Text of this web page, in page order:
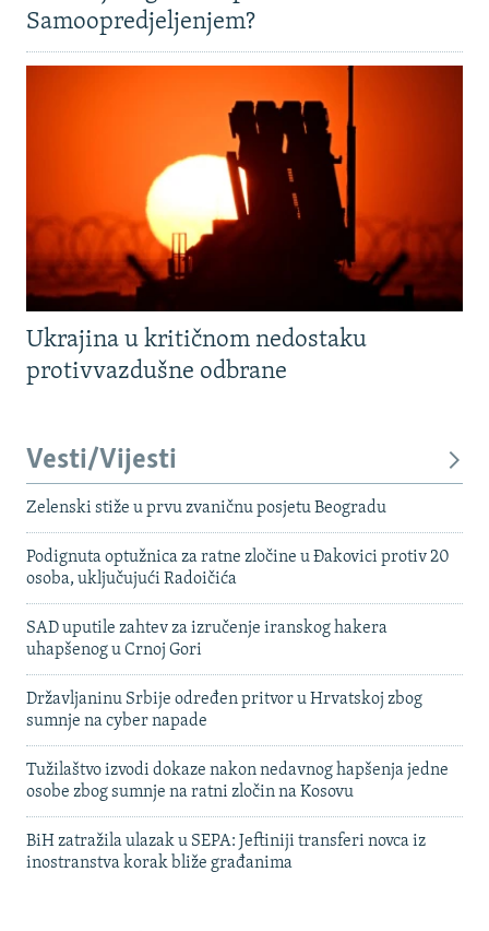
Samoopredjeljenjem?
Ukrajina u kritičnom nedostaku
protivvazdušne odbrane
Vesti/Vijesti
Zelenski stiže u prvu zvaničnu posjetu Beogradu
Podignuta optužnica za ratne zločine u Đakovici protiv 20
osoba, uključujući Radoičića
SAD uputile zahtev za izručenje iranskog hakera
uhapšenog u Crnoj Gori
Državljaninu Srbije određen pritvor u Hrvatskoj zbog
sumnje na cyber napade
Tužilaštvo izvodi dokaze nakon nedavnog hapšenja jedne
osobe zbog sumnje na ratni zločin na Kosovu
BiH zatražila ulazak u SEPA: Jeftiniji transferi novca iz
inostranstva korak bliže građanima